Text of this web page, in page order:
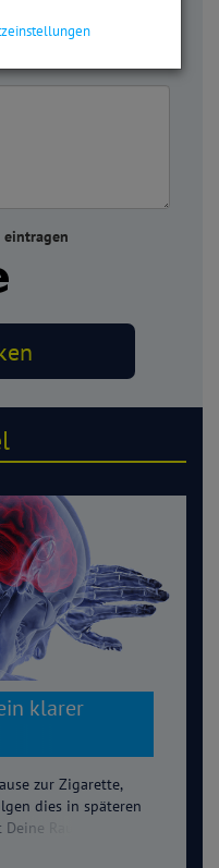
eintragen
klarer
zur Zigarette,
dies in späteren
Raucherpause der